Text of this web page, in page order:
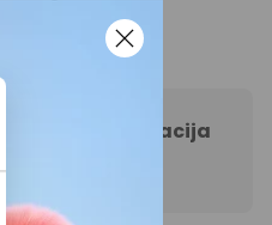
Šiauliai informacija